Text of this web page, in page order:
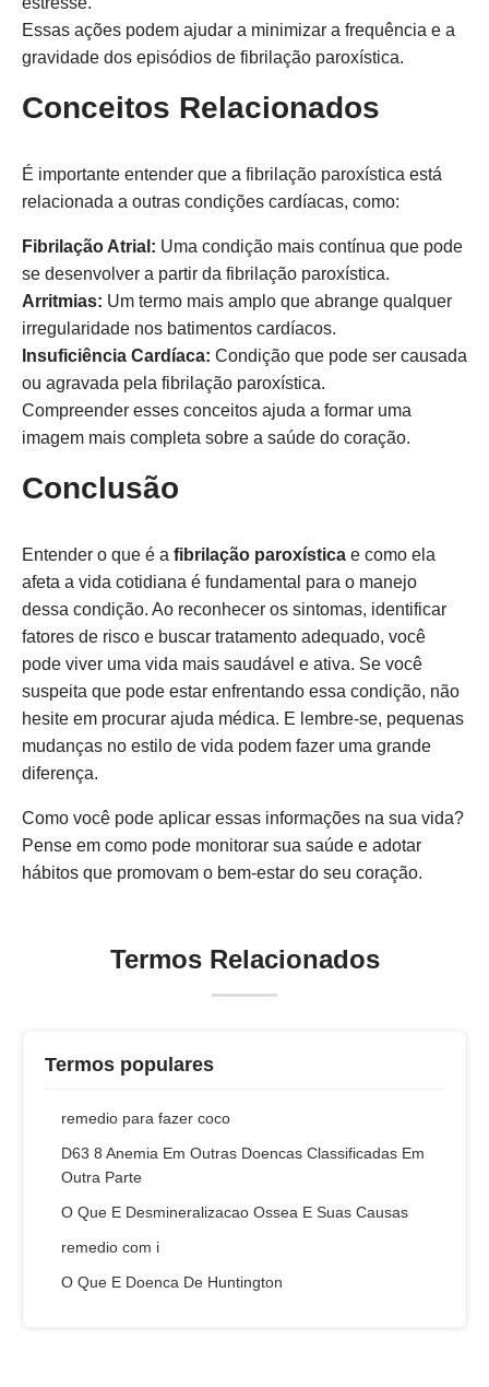
Essas ações podem ajudar a minimizar a frequência e a
gravidade dos episódios de fibrilação paroxística.
Conceitos Relacionados
É importante entender que a fibrilação paroxística está
relacionada a outras condições cardíacas, como:
Fibrilação Atrial: Uma condição mais contínua que pode
se desenvolver a partir da fibrilação paroxística.
Arritmias: Um termo mais amplo que abrange qualquer
irregularidade nos batimentos cardíacos.
Insuficiência Cardíaca: Condição que pode ser causada
ou agravada pela fibrilação paroxística.
Compreender esses conceitos ajuda a formar uma
imagem mais completa sobre a saúde do coração.
Conclusão
Entender o que é a fibrilação paroxística e como ela
afeta a vida cotidiana é fundamental para o manejo
dessa condição. Ao reconhecer os sintomas, identificar
fatores de risco e buscar tratamento adequado, você
pode viver uma vida mais saudável e ativa. Se você
suspeita que pode estar enfrentando essa condição, não
hesite em procurar ajuda médica. E lembre-se, pequenas
mudanças no estilo de vida podem fazer uma grande
diferença.
Como você pode aplicar essas informações na sua vida?
Pense em como pode monitorar sua saúde e adotar
hábitos que promovam o bem-estar do seu coração.
Termos Relacionados
Termos populares
remedio para fazer coco
D63 8 Anemia Em Outras Doencas Classificadas Em
Outra Parte
O Que E Desmineralizacao Ossea E Suas Causas
remedio com i
O Que E Doenca De Huntington